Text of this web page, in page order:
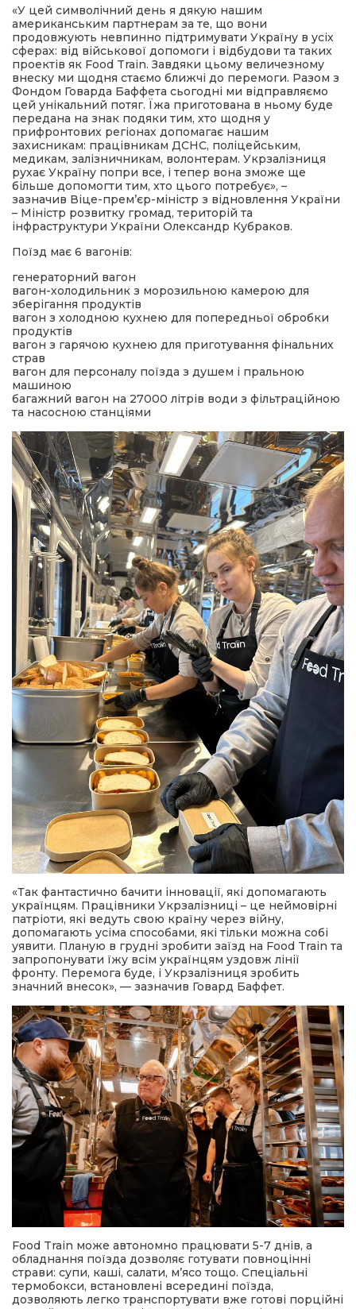
«У цей символічний день я дякую нашим
американським партнерам за те, що вони
продовжують невпинно підтримувати Україну в усіх
сферах: від військової допомоги і відбудови та таких
проектів як Food Train. Завдяки цьому величезному
внеску ми щодня стаємо ближчі до перемоги. Разом з
Фондом Говарда Баффета сьогодні ми відправляємо
цей унікальний потяг. Їжа приготована в ньому буде
передана на знак подяки тим, хто щодня у
прифронтових регіонах допомагає нашим
захисникам: працівникам ДСНС, поліцейським,
медикам, залізничникам, волонтерам. Укрзалізниця
рухає Україну попри все, і тепер вона зможе ще
більше допомогти тим, хто цього потребує», –
зазначив Віце-прем’єр-міністр з відновлення України
– Міністр розвитку громад, територій та
інфраструктури України Олександр Кубраков.
Поїзд має 6 вагонів:
генераторний вагон
вагон-холодильник з морозильною камерою для
зберігання продуктів
вагон з холодною кухнею для попередньої обробки
продуктів
вагон з гарячою кухнею для приготування фінальних
страв
вагон для персоналу поїзда з душем і пральною
машиною
багажний вагон на 27000 літрів води з фільтраційною
та насосною станціями
«Так фантастично бачити інновації, які допомагають
українцям. Працівники Укрзалізниці – це неймовірні
патріоти, які ведуть свою країну через війну,
допомагають усіма способами, які тільки можна собі
уявити. Планую в грудні зробити заїзд на Food Train та
запропонувати їжу всім українцям уздовж лінії
фронту. Перемога буде, і Укрзалізниця зробить
значний внесок», — зазначив Говард Баффет.
Food Train може автономно працювати 5-7 днів, а
обладнання поїзда дозволяє готувати повноцінні
страви: супи, каші, салати, мʼясо тощо. Спеціальні
термобокси, встановлені всередині поїзда,
дозволяють легко транспортувати вже готові порційні